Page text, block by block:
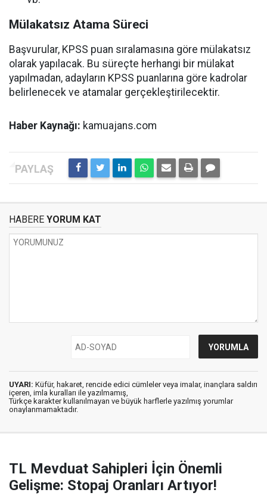
Mülakatsız Atama Süreci
Başvurular, KPSS puan sıralamasına göre mülakatsız
olarak yapılacak. Bu süreçte herhangi bir mülakat
yapılmadan, adayların KPSS puanlarına göre kadrolar
belirlenecek ve atamalar gerçekleştirilecektir.
Haber Kaynağı: kamuajans.com
HABERE YORUM KAT
UYARI: Küfür, hakaret, rencide edici cümleler veya imalar, inançlara saldırı
içeren, imla kuralları ile yazılmamış,
Türkçe karakter kullanılmayan ve büyük harflerle yazılmış yorumlar
onaylanmamaktadır.
TL Mevduat Sahipleri İçin Önemli
Gelişme: Stopaj Oranları Artıyor!